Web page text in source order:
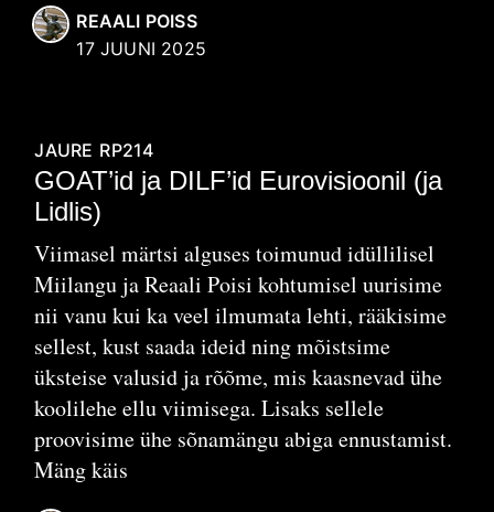
REAALI POISS
17 JUUNI 2025
JAURE RP214
GOAT’id ja DILF’id Eurovisioonil (ja
Lidlis)
Viimasel märtsi alguses toimunud idüllilisel
Miilangu ja Reaali Poisi kohtumisel uurisime
nii vanu kui ka veel ilmumata lehti, rääkisime
sellest, kust saada ideid ning mõistsime
üksteise valusid ja rõõme, mis kaasnevad ühe
koolilehe ellu viimisega. Lisaks sellele
proovisime ühe sõnamängu abiga ennustamist.
Mäng käis